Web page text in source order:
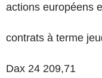
actions européens
contrats à terme
Dax 24 209,71